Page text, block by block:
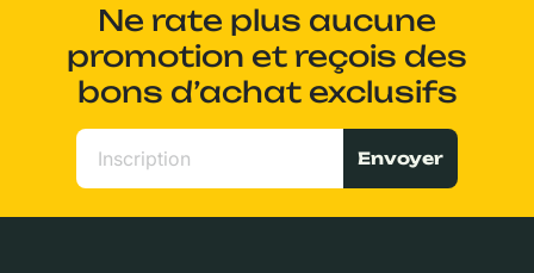
Ne rate plus aucune
promotion et reçois des
bons d’achat exclusifs
Envoyer